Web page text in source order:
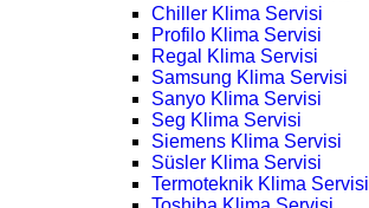
Chiller Klima Servisi
Profilo Klima Servisi
Regal Klima Servisi
Samsung Klima Servisi
Sanyo Klima Servisi
Seg Klima Servisi
Siemens Klima Servisi
Süsler Klima Servisi
Termoteknik Klima Servisi